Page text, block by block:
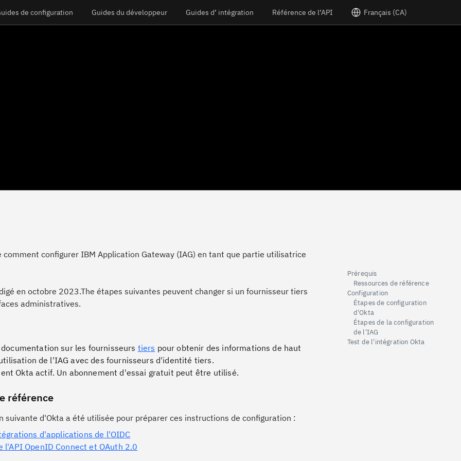
de configuration Guides du développeur Guides d’ intégration Référence de l’API Français (CA)
comment configurer IBM Application Gateway (IAG) en tant que partie utilisatrice
en octobre 2023.The étapes suivantes peuvent changer si un fournisseur tiers
administratives.
sur les fournisseurs tiers pour obtenir des informations de haut
de l'IAG avec des fournisseurs d'identité tiers.
Okta actif. Un abonnement d'essai gratuit peut être utilisé.
référence
suivante d'Okta a été utilisée pour préparer ces instructions de configuration :
d'applications de l'OIDC
l'API OpenID Connect et OAuth 2.0
Prérequis
Ressources de référence
Configuration
Étapes de configuration
d'Okta
Étapes de la configuration
de l'IAG
Test de l'intégration Okta